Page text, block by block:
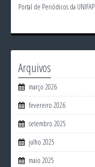
Portal de Periódicos da UNIFAP
Arquivos
março 2026
fevereiro 2026
setembro 2025
julho 2025
maio 2025